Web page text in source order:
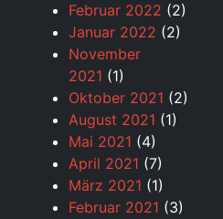
Februar 2022 (2)
Januar 2022 (2)
November
2021 (1)
Oktober 2021 (2)
August 2021 (1)
Mai 2021 (4)
April 2021 (7)
März 2021 (1)
Februar 2021 (3)